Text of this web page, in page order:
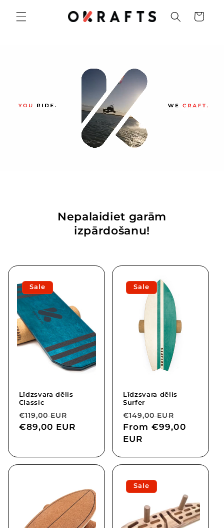
content
Cart
Nepalaidiet garām
izpārdošanu!
Sale
Līdzsvara dēlis
Classic
Regular
price
€119,00 EUR
price
€89,00 EUR
Sale
Līdzsvara dēlis
Surfer
Regular
price
€149,00 EUR
price
From€99,00
EUR
Sale